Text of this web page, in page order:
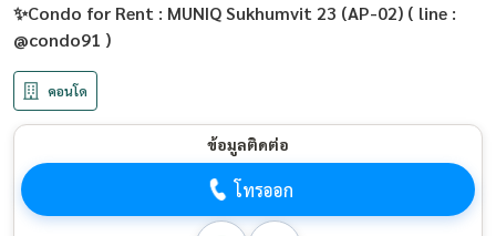
✨Condo for Rent : MUNIQ Sukhumvit 23 (AP-02) ( line :
@condo91 )
คอนโด
ข้อมูลติดต่อ
โทรออก